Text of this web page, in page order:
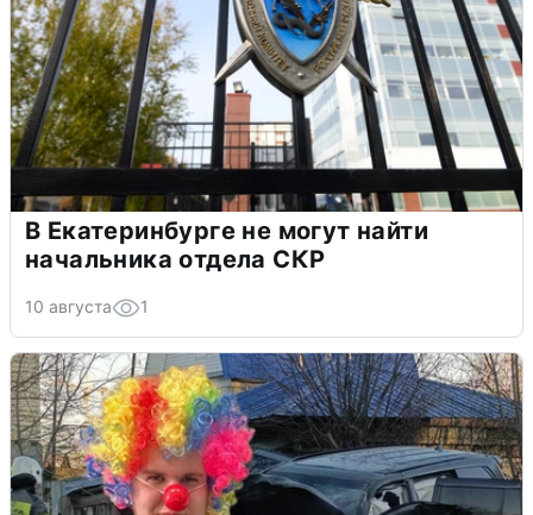
В Екатеринбурге не могут найти
начальника отдела СКР
10 августа 1